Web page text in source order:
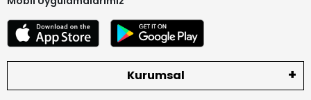
Kurumsal